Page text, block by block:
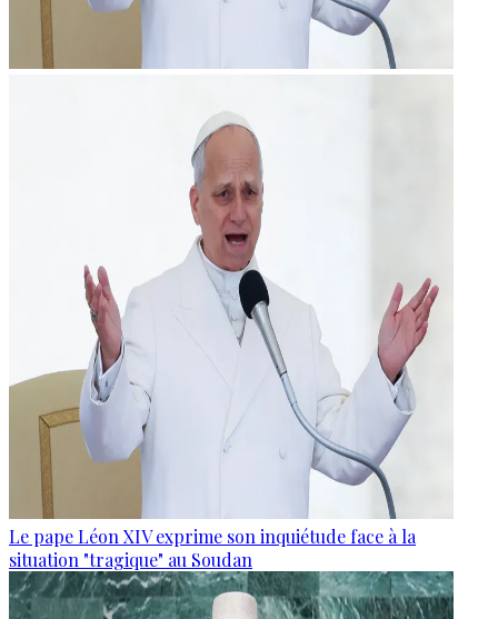
Le pape Léon XIV exprime son inquiétude face à la
situation "tragique" au Soudan